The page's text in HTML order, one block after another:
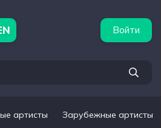
Войти
артисты Зарубежные артисты
подборки